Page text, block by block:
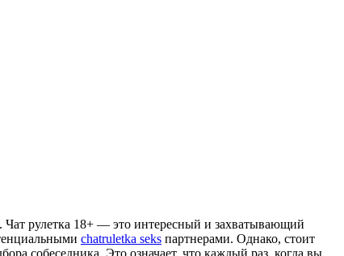
Чaт рулетка 18+ — это интересный и захватывающий
chatruletka seks партнерами. Однако, стоит
собеседника. Это означает, что каждый раз, когда вы